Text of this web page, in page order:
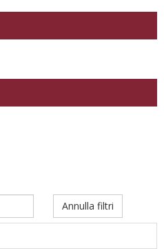
Annulla filtri